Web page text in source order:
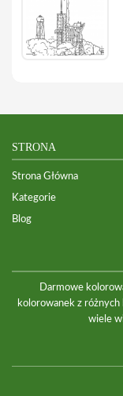
STRONA
Strona Główna
Kategorie
Blog
Darmowe
kolorowanek z
wiele